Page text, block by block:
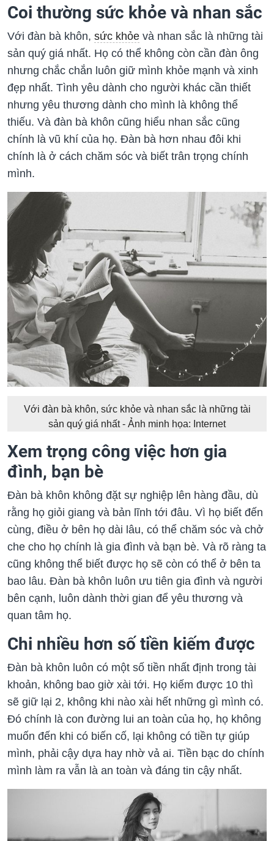
Coi thường sức khỏe và nhan sắc
Với đàn bà khôn, sức khỏe và nhan sắc là những tài
sản quý giá nhất. Họ có thể không còn cần đàn ông
nhưng chắc chắn luôn giữ mình khỏe mạnh và xinh
đẹp nhất. Tình yêu dành cho người khác cần thiết
nhưng yêu thương dành cho mình là không thể
thiếu. Và đàn bà khôn cũng hiểu nhan sắc cũng
chính là vũ khí của họ. Đàn bà hơn nhau đôi khi
chính là ở cách chăm sóc và biết trân trọng chính
mình.
Với đàn bà khôn, sức khỏe và nhan sắc là những tài
sản quý giá nhất - Ảnh minh họa: Internet
Xem trọng công việc hơn gia
đình, bạn bè
Đàn bà khôn không đặt sự nghiệp lên hàng đầu, dù
rằng họ giỏi giang và bản lĩnh tới đâu. Vì họ biết đến
cùng, điều ở bên họ dài lâu, có thể chăm sóc và chở
che cho họ chính là gia đình và bạn bè. Và rõ ràng ta
cũng không thể biết được họ sẽ còn có thể ở bên ta
bao lâu. Đàn bà khôn luôn ưu tiên gia đình và người
bên cạnh, luôn dành thời gian để yêu thương và
quan tâm họ.
Chi nhiều hơn số tiền kiếm được
Đàn bà khôn luôn có một số tiền nhất định trong tài
khoản, không bao giờ xài tới. Họ kiếm được 10 thì
sẽ giữ lại 2, không khi nào xài hết những gì mình có.
Đó chính là con đường lui an toàn của họ, họ không
muốn đến khi có biến cố, lại không có tiền tự giúp
mình, phải cậy dựa hay nhờ vả ai. Tiền bạc do chính
mình làm ra vẫn là an toàn và đáng tin cậy nhất.